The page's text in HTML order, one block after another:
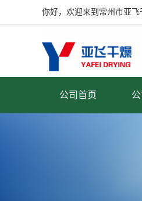
你好，欢迎来到常州市亚飞
公司首页